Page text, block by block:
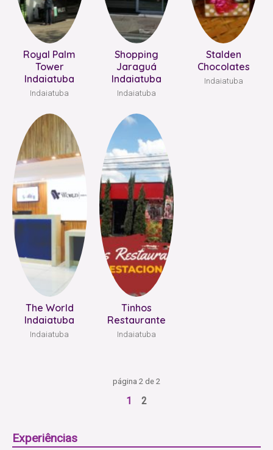
Royal Palm
Tower
Indaiatuba
Indaiatuba
Shopping
Jaraguá
Indaiatuba
Indaiatuba
Stalden
Chocolates
Indaiatuba
The World
Indaiatuba
Indaiatuba
Tinhos
Restaurante
Indaiatuba
página 2 de 2
1 2
Experiências